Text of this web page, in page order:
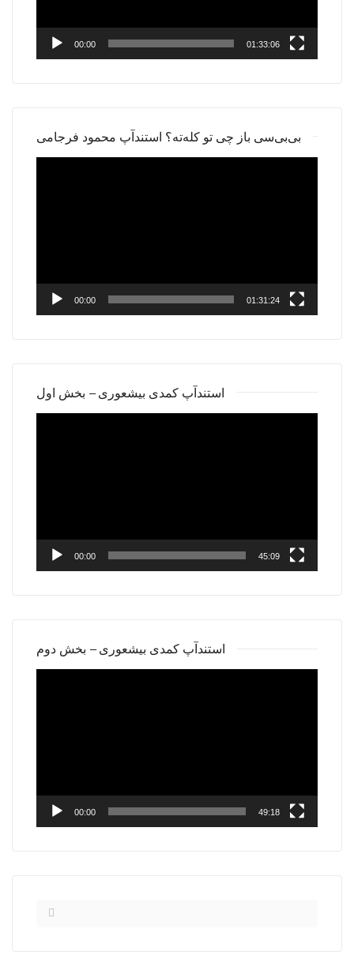
00:00 01:33:06
بی‌بی‌سی باز چی تو کله‌ته؟ استندآپ محمود فرجامی
00:00 01:31:24
استندآپ کمدی بیشعوری – بخش اول
00:00 45:09
استندآپ کمدی بیشعوری – بخش دوم
00:00 49:18